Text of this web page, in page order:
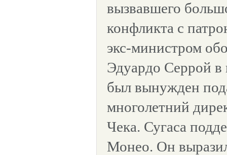
вызвавшего
конфликта с
экс-министром
Эдуардо Серрой в
был вынужден
многолетний
Чека. Сугаса
Монео. Он